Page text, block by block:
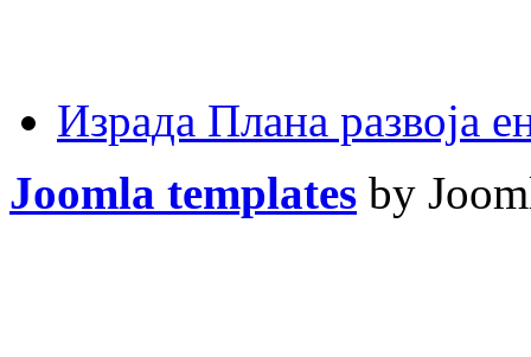
Израда Плана развоја
Joomla templates by